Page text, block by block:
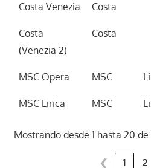
Costa Venezia Costa
Costa
(Venezia 2)
Costa
MSC Opera MSC
MSC Lirica MSC
Mostrando desde 1 hasta 20 de
❮ 1 2